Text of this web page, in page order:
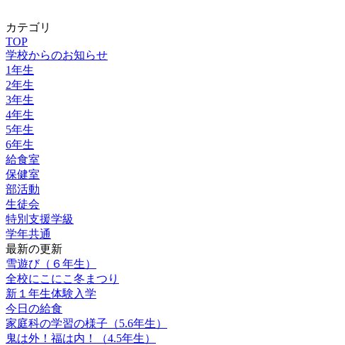
カテゴリ
TOP
学校からのお知らせ
1年生
2年生
3年生
4年生
5年生
6年生
給食室
保健室
部活動
生徒会
特別支援学級
学年共通
最新の更新
雪遊び（６年生）
全校にこにこ冬まつり
新１年生体験入学
今日の給食
家庭科の学習の様子（5.6年生）
鬼は外！福は内！（4.5年生）